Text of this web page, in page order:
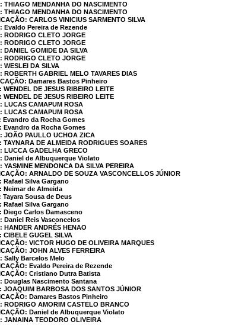
THIAGO MENDANHA DO NASCIMENTO
THIAGO MENDANHA DO NASCIMENTO
CARLOS VINICIUS SARMENTO SILVA
Evaldo Pereira de Rezende
RODRIGO CLETO JORGE
RODRIGO CLETO JORGE
DANIEL GOMIDE DA SILVA
RODRIGO CLETO JORGE
WESLEI DA SILVA
ROBERTH GABRIEL MELO TAVARES DIAS
Damares Bastos Pinheiro
DE JESUS RIBEIRO LEITE
DE JESUS RIBEIRO LEITE
LUCAS CAMAPUM ROSA
LUCAS CAMAPUM ROSA
Evandro da Rocha Gomes
Evandro da Rocha Gomes
JOÃO PAULLO UCHOA ZICA
TAYNARA DE ALMEIDA RODRIGUES SOARES
LUCCA GADELHA GRECO
Daniel de Albuquerque Violato
YASMINE MENDONCA DA SILVA PEREIRA
ARNALDO DE SOUZA VASCONCELLOS JÚNIOR
Rafael Silva Gargano
Neimar de Almeida
Tayara Sousa de Deus
Rafael Silva Gargano
Diego Carlos Damasceno
Daniel Reis Vasconcelos
HANDER ANDRÉS HENAO
CIBELE GUGEL SILVA
VICTOR HUGO DE OLIVEIRA MARQUES
JOHN ALVES FERREIRA
Sally Barcelos Melo
Evaldo Pereira de Rezende
Cristiano Dutra Batista
Douglas Nascimento Santana
JOAQUIM BARBOSA DOS SANTOS JÚNIOR
Damares Bastos Pinheiro
RODRIGO AMORIM CASTELO BRANCO
Daniel de Albuquerque Violato
JANAINA TEODORO OLIVEIRA